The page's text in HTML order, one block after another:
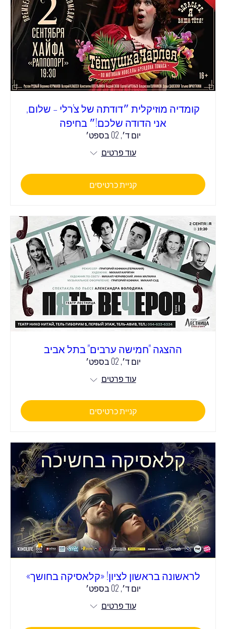
קומדיה מוזיקלית ״דודתה של צ'רלי – שלום,
אני הדודה שלכם!״ בחיפה
יום ד׳, 02 בספט׳
עוד פרטים
קניית כרטיסים
ההצגה "חמישה ערבים" בתל אביב
יום ד׳, 02 בספט׳
עוד פרטים
קניית כרטיסים
לראשונה בראשון לציון! «קלאסיקה בחושך»
יום ד׳, 02 בספט׳
עוד פרטים